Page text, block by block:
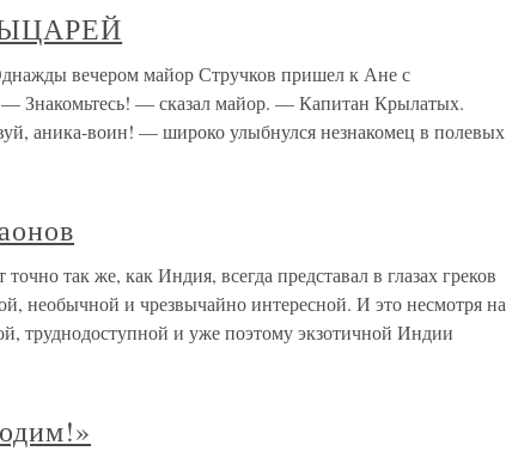
вечером майор Стручков пришел к Ане с
Знакомьтесь! — сказал майор. — Капитан Крылатых.
аника-воин! — широко улыбнулся незнакомец в полевых
так же, как Индия, всегда представал в глазах греков
необычной и чрезвычайно интересной. И это несмотря на
труднодоступной и уже поэтому экзотичной Индии